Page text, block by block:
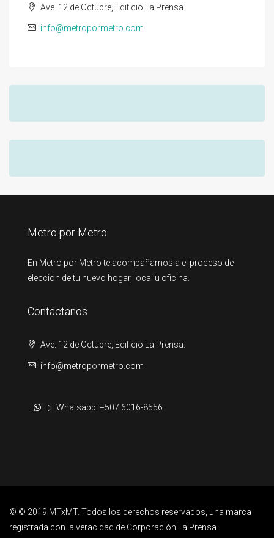
Ave. 12 de Octubre, Edificio La Prensa.
info@metropormetro.com
Metro por Metro
En Metro por Metro te acompañamos a el proceso de
elección de tu nuevo hogar, local u oficina.
Contáctanos
Ave. 12 de Octubre, Edificio La Prensa.
info@metropormetro.com
Whatsapp: +507 6016-8556
© © 2019 MTxMT. Todos los derechos reservados, una marca
registrada con la veracidad de Corporación La Prensa.